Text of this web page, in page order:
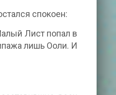
спокоен:
Лист попал в
лишь Ооли. И